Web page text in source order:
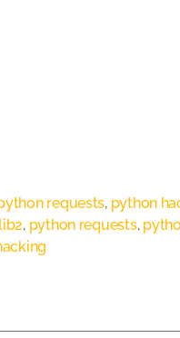
requests, python
, python requests,